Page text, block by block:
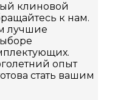
клиновой
к нам.
лучшие
опыт
стать вашим